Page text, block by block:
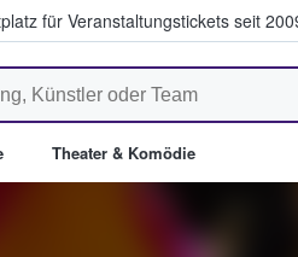
für Veranstaltungstickets seit
Tickets kaufen &
Theater & Komödie